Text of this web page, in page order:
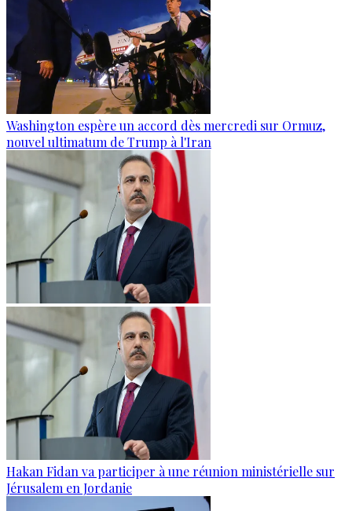
Washington espère un accord dès mercredi sur Ormuz,
nouvel ultimatum de Trump à l'Iran
Hakan Fidan va participer à une réunion ministérielle sur
Jérusalem en Jordanie